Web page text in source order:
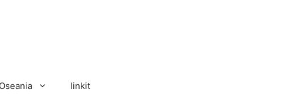
Oseania linkit